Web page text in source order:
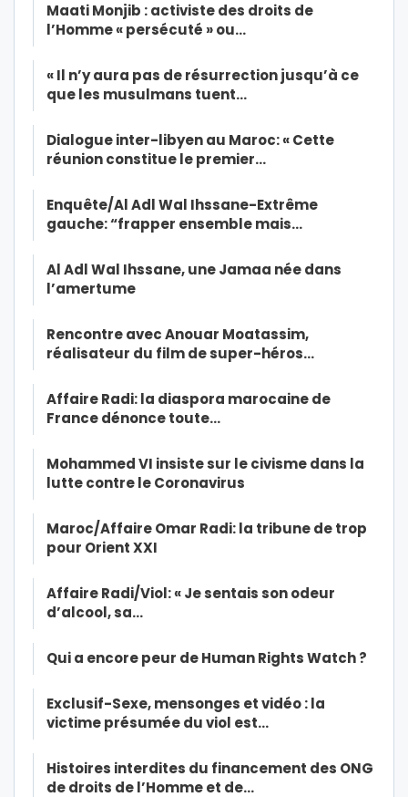
Maati Monjib : activiste des droits de
l’Homme « persécuté » ou…
« Il n’y aura pas de résurrection jusqu’à ce
que les musulmans tuent…
Dialogue inter-libyen au Maroc: « Cette
réunion constitue le premier…
Enquête/Al Adl Wal Ihssane-Extrême
gauche: “frapper ensemble mais…
Al Adl Wal Ihssane, une Jamaa née dans
l’amertume
Rencontre avec Anouar Moatassim,
réalisateur du film de super-héros…
Affaire Radi: la diaspora marocaine de
France dénonce toute…
Mohammed VI insiste sur le civisme dans la
lutte contre le Coronavirus
Maroc/Affaire Omar Radi: la tribune de trop
pour Orient XXI
Affaire Radi/Viol: « Je sentais son odeur
d’alcool, sa…
Qui a encore peur de Human Rights Watch ?
Exclusif-Sexe, mensonges et vidéo : la
victime présumée du viol est…
Histoires interdites du financement des ONG
de droits de l’Homme et de…